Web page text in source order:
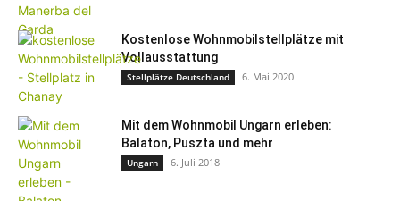
Kostenlose Wohnmobilstellplätze mit
Vollausstattung
Stellplätze Deutschland 6. Mai 2020
Mit dem Wohnmobil Ungarn erleben:
Balaton, Puszta und mehr
Ungarn 6. Juli 2018